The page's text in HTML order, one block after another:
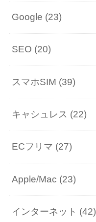
Google (23)
SEO (20)
スマホSIM (39)
キャシュレス (22)
ECフリマ (27)
Apple/Mac (23)
インターネット (42)